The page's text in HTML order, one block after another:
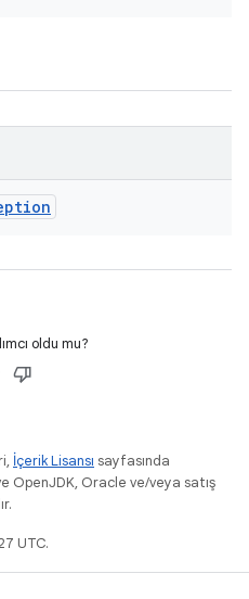
oldu mu?
İçerik Lisansı sayfasında
OpenJDK, Oracle ve/veya satış
UTC.